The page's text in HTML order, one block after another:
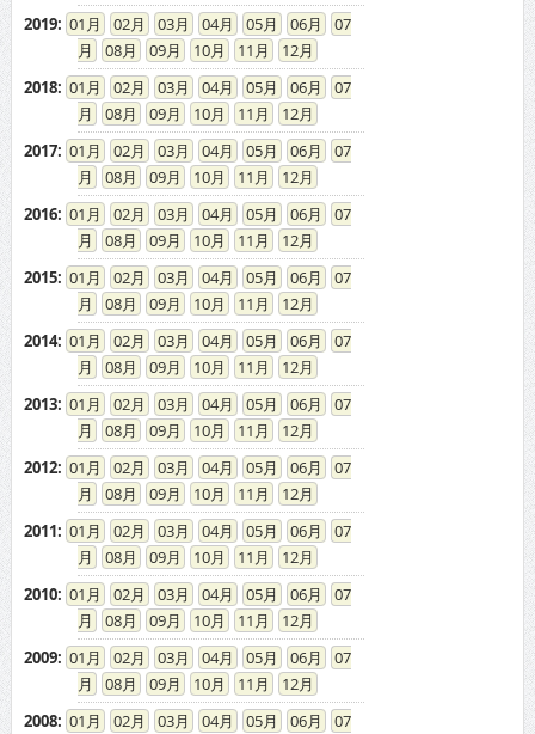
2019: 01 02 03 04 05 06
07
08
09 10 11
12
2018: 01 02 03 04 05 06
07
08
09 10 11
12
2017: 01 02 03 04 05 06
07
08
09 10 11
12
2016: 01 02 03 04 05 06
07
08
09 10 11
12
2015: 01 02 03 04 05 06
07
08
09 10 11
12
2014: 01 02 03 04 05 06
07
08
09 10 11
12
2013: 01 02 03 04 05 06
07
08
09 10 11
12
2012: 01 02 03 04 05 06
07
08
09 10 11
12
2011: 01 02 03 04 05 06
07
08
09 10 11
12
2010: 01 02 03 04 05 06
07
08
09 10 11
12
2009: 01 02 03 04 05 06
07
08
09 10 11
12
2008: 01 02 03 04 05 06
07